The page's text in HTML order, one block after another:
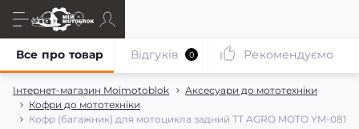
Інтернет-магазин Moimotoblok
Аксесуари до мототехніки
Кофри до мототехніки
Кофр (багажник) для мотоцикла задний TT AGRO MOTO YM-
Все про товар Відгуків 0 Рекомендуємо